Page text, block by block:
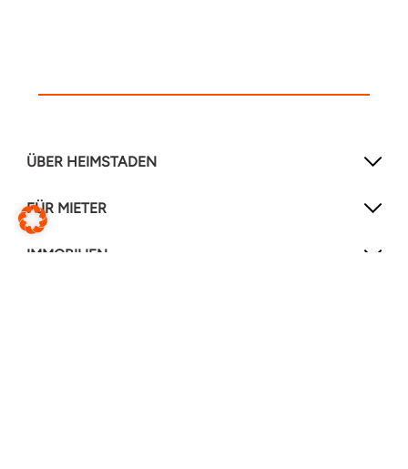
ÜBER HEIMSTADEN
FÜR MIETER
IMMOBILIEN